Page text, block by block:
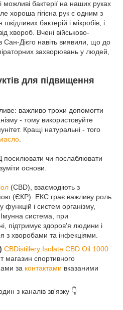
бактерії на наших руках
хороша гігієна рук є одним з
бактерій і мікробів, і
хвороб. Вчені військово-
Сан-Дієго навіть виявили, що до
захворювань у людей,
для підвищення
важливо трохи допомогти
- тому використовуйте
Кращі натуральні - того
чи послаблювати
основи.
(CBD), взаємодіють з
(ЄКР). ЕКС грає важливу роль
функцій і систем організму,
система, при
підтримує здоров'я людини і
з хворобами та інфекціями.
CBDistillery Isolate CBD Oil 1000
магазин спортивного
за контактами вказаними
з каналів зв'язку 👇